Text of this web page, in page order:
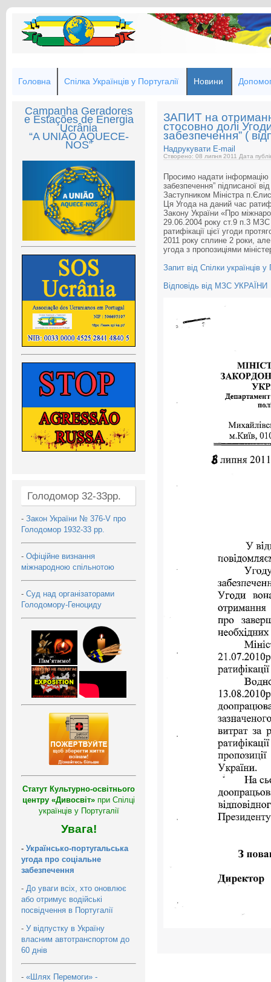
Головна Спілка Українців у Португалії Новини
Campanha Geradores
e Estações de Energia
Ucrânia
“A UNIÃO AQUECE-
NOS”
Голодомор 32-33рр.
- Закон України № 376-V про
Голодомор 1932-33 рр.
- Офіційне визнання
міжнародною спільнотою
- Суд над організаторами
Голодомору-Геноциду
Статут Культурно-освітнього
центру «Дивосвіт» при Спілці
українців у Португалії
Увага!
- Українсько-португальська
угода про соціальне
забезпечення
- До уваги всіх, хто оновлює
або отримує водійські
посвідчення в Португалії
- У відпустку в Україну
власним автотранспортом до
60 днів
- «Шлях Перемоги» -
ЗАПИТ на
стосовно долі
забезпечення” (
Надрукувати E-mail
Створено: 08 липня 2011 Дата
Просимо надати інформацію
забезпечення” підписаної
Заступником Міністра
Ця Угода на даний час
Закону України «Про
29.06.2004 року ст.9 п.3 МЗС
ратифікації цієї угоди
2011 року сплине 2 роки,
угода з пропозиціями
Запит від Спілки українців
Відповідь від МЗС УКРАЇНИ